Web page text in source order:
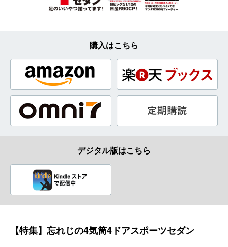
購入はこちら
デジタル版はこちら
【特集】忘れじの4気筒4ドアスポーツセダン